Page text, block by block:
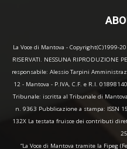
La Voce di Mantova - Copyright(C)1999-
RISERVATI. NESSUNA RIPRODUZIONE
responsabile: Alessio Tarpini
12 - Mantova - P.IVA, C.F. e R.I.
Tribunale: iscritta al Tribunale di
n. 9363 Pubblicazione a stampa: ISSN
132X La testata fruisce dei contributi
“La Voce di Mantova tramite la Fipeg